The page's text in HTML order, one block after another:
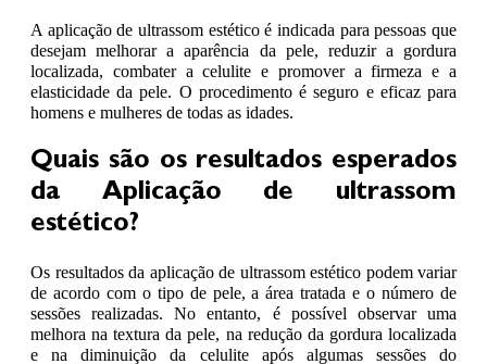
A aplicação de ultrassom estético é indicada para pessoas que
desejam melhorar a aparência da pele, reduzir a gordura
localizada, combater a celulite e promover a firmeza e a
elasticidade da pele. O procedimento é seguro e eficaz para
homens e mulheres de todas as idades.
Quais são os resultados esperados
da Aplicação de ultrassom
estético?
Os resultados da aplicação de ultrassom estético podem variar
de acordo com o tipo de pele, a área tratada e o número de
sessões realizadas. No entanto, é possível observar uma
melhora na textura da pele, na redução da gordura localizada
e na diminuição da celulite após algumas sessões do